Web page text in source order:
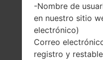
-Nombre de
en nuestro sitio
electrónico)
Correo
registro y